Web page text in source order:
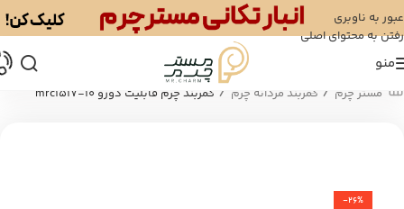
عبور به ناوبری
رفتن به محتوای اصلی
منو
مستر چرم / کمربند مردانه چرم / کمربند چرم قابلیت دورو mrc1517-10
-26%